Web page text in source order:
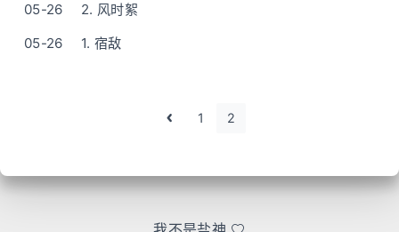
05-26
2. 风时絮
05-26
1. 宿敌
1 2